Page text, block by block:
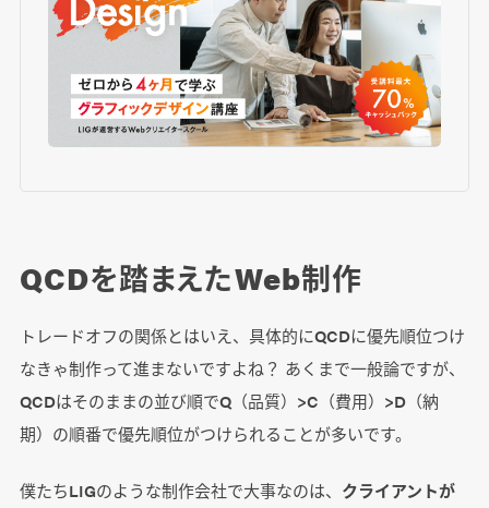
QCDを踏まえたWeb制作
トレードオフの関係とはいえ、具体的にQCDに優先順位つけ
なきゃ制作って進まないですよね？ あくまで一般論ですが、
QCDはそのままの並び順でQ（品質）>C（費用）>D（納
期）の順番で優先順位がつけられることが多いです。
僕たちLIGのような制作会社で大事なのは、 クライアントが